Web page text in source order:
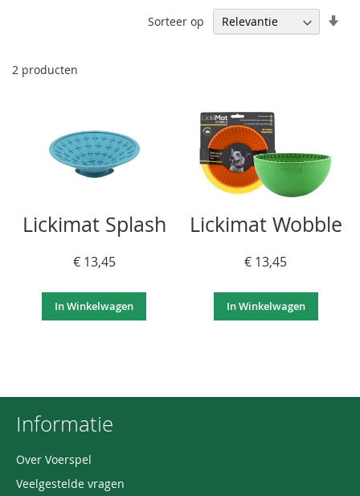
2 producten
Sorteer op
Lickimat Splash
€ 13,45
In Winkelwagen
Lickimat Wobble
€ 13,45
In Winkelwagen
Informatie
Over Voerspel
Veelgestelde vragen